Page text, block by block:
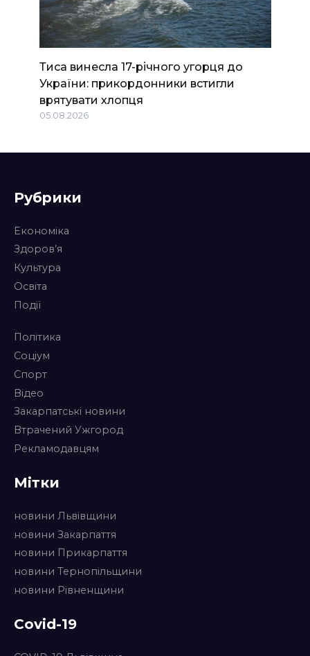
Тиса винесла 17-річного угорця до
України: прикордонники встигли
врятувати хлопця
05.08.2026
Рубрики
Економіка
Здоров’я
Культура
Освіта
Події
Політика
Соціум
Спорт
Відео
Закарпатські новини
Втрачений Ужгород
Рекламодавцям
Мітки
новини Львівщини
новини Закарпаття
новини Прикарпаття
новини Тернопільщини
новини Рівненщини
Covid-19